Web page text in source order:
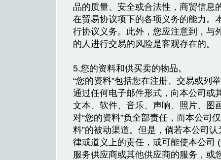
品的质量、安全或合法性，商贸信息
在贸易协议项下的各项义务的能力。
行协议义务。此外，您应注意到，与
的人进行交易的风险是客观存在的。
5.您的资料和供买卖的物品。
“您的资料”包括您在注册、交易或列
通过任何电子邮件形式，向本公司或
文本、软件、音乐、声响、照片、图
对“您的资料”负全部责任，而本公司
料”的被动渠道。但是，倘若本公司
律或道义上的责任，或可能使本公司
服务供应商或其他供应商的服务，或